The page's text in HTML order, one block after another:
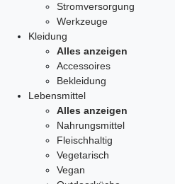
Stromversorgung
Werkzeuge
Kleidung
Alles anzeigen
Accessoires
Bekleidung
Lebensmittel
Alles anzeigen
Nahrungsmittel
Fleischhaltig
Vegetarisch
Vegan